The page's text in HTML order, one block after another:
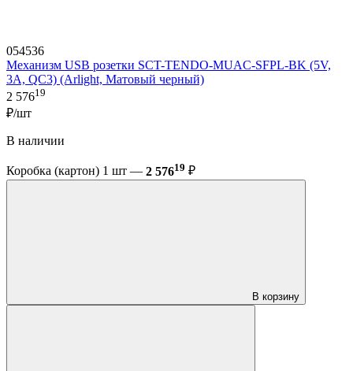
054536
Механизм USB розетки SCT-TENDO-MUAC-SFPL-BK (5V,
3A, QC3) (Arlight, Матовый черный)
2 57619
₽/шт
В наличии
Коробка (картон) 1 шт — 2 57619 ₽
В корзину